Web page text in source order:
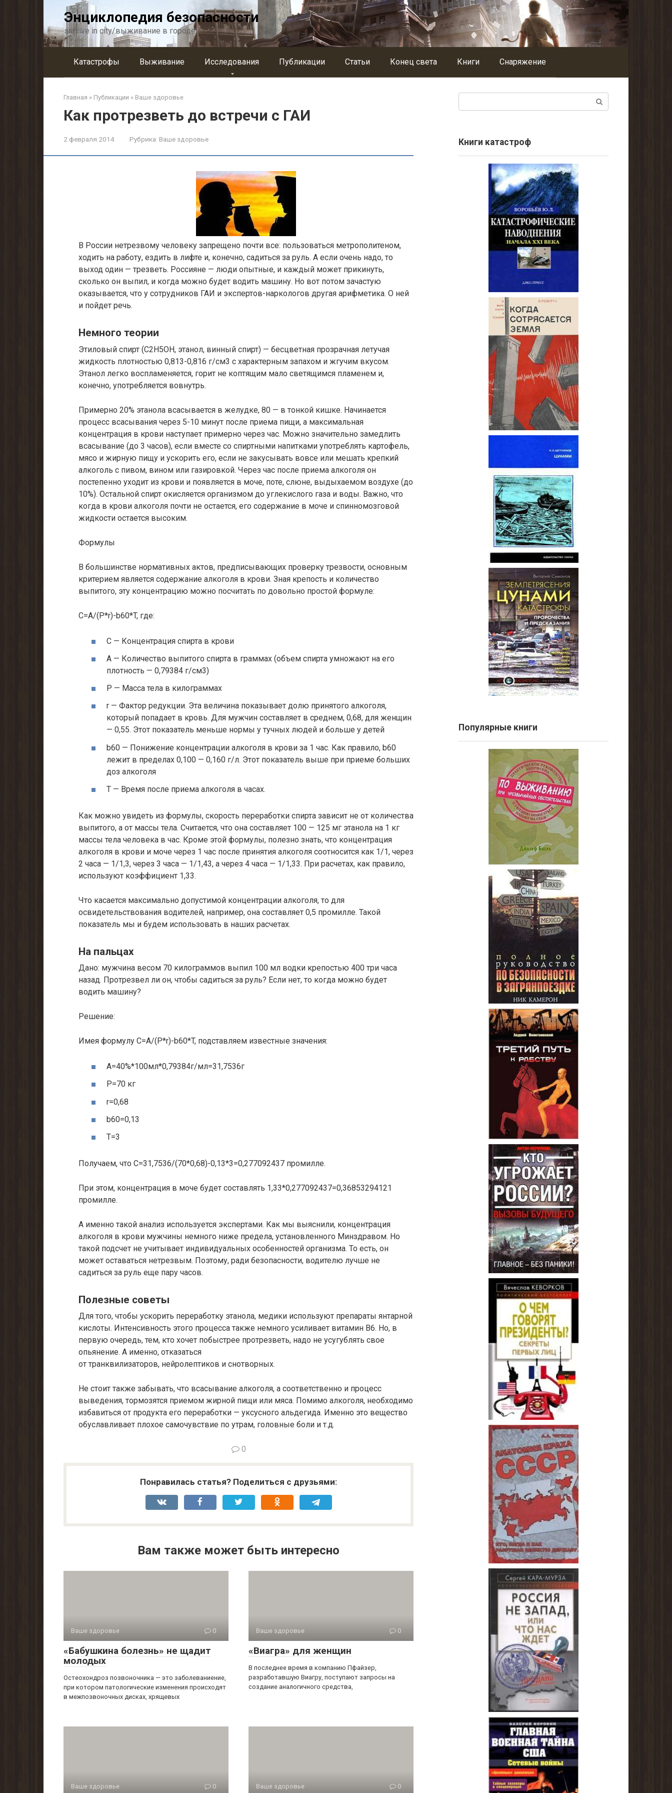
Энциклопедия безопасности
survive in city/выживание в городе
Катастрофы Выживание Исследования Публикации Статьи Конец света Книги Снаряжение
Главная » Публикации » Ваше здоровье
Как протрезветь до встречи с ГАИ
2 февраля 2014 Рубрика: Ваше здоровье
В России нетрезвому человеку запрещено почти все: пользоваться метрополитеном,
ходить на работу, ездить в лифте и, конечно, садиться за руль. А если очень надо, то
выход один — трезветь. Россияне — люди опытные, и каждый может прикинуть,
сколько он выпил, и когда можно будет водить машину. Но вот потом зачастую
оказывается, что у сотрудников ГАИ и экспертов-наркологов другая арифметика. О ней
и пойдет речь.
Немного теории
Этиловый спирт (С2Н5ОН, этанол, винный спирт) — бесцветная прозрачная летучая
жидкость плотностью 0,813-0,816 г/см3 с характерным запахом и жгучим вкусом.
Этанол легко воспламеняется, горит не коптящим мало светящимся пламенем и,
конечно, употребляется вовнутрь.
Примерно 20% этанола всасывается в желудке, 80 — в тонкой кишке. Начинается
процесс всасывания через 5-10 минут после приема пищи, а максимальная
концентрация в крови наступает примерно через час. Можно значительно замедлить
всасывание (до 3 часов), если вместе со спиртными напитками употреблять картофель,
мясо и жирную пищу и ускорить его, если не закусывать вовсе или мешать крепкий
алкоголь с пивом, вином или газировкой. Через час после приема алкоголя он
постепенно уходит из крови и появляется в моче, поте, слюне, выдыхаемом воздухе (до
10%). Остальной спирт окисляется организмом до углекислого газа и воды. Важно, что
когда в крови алкоголя почти не остается, его содержание в моче и спинномозговой
жидкости остается высоким.
Формулы
В большинстве нормативных актов, предписывающих проверку трезвости, основным
критерием является содержание алкоголя в крови. Зная крепость и количество
выпитого, эту концентрацию можно посчитать по довольно простой формуле:
С=A/(P*r)-b60*T, где:
С — Концентрация спирта в крови
A — Количество выпитого спирта в граммах (объем спирта умножают на его
плотность — 0,79384 г/см3)
P — Масса тела в килограммах
r — Фактор редукции. Эта величина показывает долю принятого алкоголя,
который попадает в кровь. Для мужчин составляет в среднем, 0,68, для женщин
— 0,55. Этот показатель меньше нормы у тучных людей и больше у детей
b60 — Понижение концентрации алкоголя в крови за 1 час. Как правило, b60
лежит в пределах 0,100 — 0,160 г/л. Этот показатель выше при приеме больших
доз алкоголя
T — Время после приема алкоголя в часах.
Как можно увидеть из формулы, скорость переработки спирта зависит не от количества
выпитого, а от массы тела. Считается, что она составляет 100 — 125 мг этанола на 1 кг
массы тела человека в час. Кроме этой формулы, полезно знать, что концентрация
алкоголя в крови и моче через 1 час после принятия алкоголя соотносится как 1/1, через
2 часа — 1/1,3, через 3 часа — 1/1,43, а через 4 часа — 1/1,33. При расчетах, как правило,
используют коэффициент 1,33.
Что касается максимально допустимой концентрации алкоголя, то для
освидетельствования водителей, например, она составляет 0,5 промилле. Такой
показатель мы и будем использовать в наших расчетах.
На пальцах
Дано: мужчина весом 70 килограммов выпил 100 мл водки крепостью 400 три часа
назад. Протрезвел ли он, чтобы садиться за руль? Если нет, то когда можно будет
водить машину?
Решение:
Имея формулу С=A/(P*r)-b60*T, подставляем известные значения:
A=40%*100мл*0,79384г/мл=31,7536г
P=70 кг
r=0,68
b60=0,13
T=3
Получаем, что C=31,7536/(70*0,68)-0,13*3=0,277092437 промилле.
При этом, концентрация в моче будет составлять 1,33*0,277092437=0,36853294121
промилле.
А именно такой анализ используется экспертами. Как мы выяснили, концентрация
алкоголя в крови мужчины немного ниже предела, установленного Минздравом. Но
такой подсчет не учитывает индивидуальных особенностей организма. То есть, он
может оставаться нетрезвым. Поэтому, ради безопасности, водителю лучше не
садиться за руль еще пару часов.
Полезные советы
Для того, чтобы ускорить переработку этанола, медики используют препараты янтарной
кислоты. Интенсивность этого процесса также немного усиливает витамин B6. Но, в
первую очередь, тем, кто хочет побыстрее протрезветь, надо не усугублять свое
опьянение. А именно, отказаться
от транквилизаторов, нейролептиков и снотворных.
Не стоит также забывать, что всасывание алкоголя, а соответственно и процесс
выведения, тормозятся приемом жирной пищи или мяса. Помимо алкоголя, необходимо
избавиться от продукта его переработки — уксусного альдегида. Именно это вещество
обуславливает плохое самочувствие по утрам, головные боли и т.д.
0
Понравилась статья? Поделиться с друзьями:
Вам также может быть интересно
Ваше здоровье 0
«Бабушкина болезнь» не щадит
молодых
Остеохондроз позвоночника — это заболеваниение,
при котором патологические изменения происходят
в межпозвоночных дисках, хрящевых
Ваше здоровье 0
«Виагра» для женщин
В последнее время в компанию Пфайзер,
разработавшую Виагру, поступают запросы на
создание аналогичного средства,
Ваше здоровье 0 Ваше здоровье 0
Книги катастроф
Популярные книги